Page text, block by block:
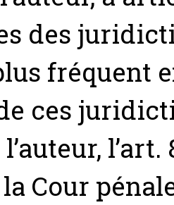
des
fréquent
ces
Cour